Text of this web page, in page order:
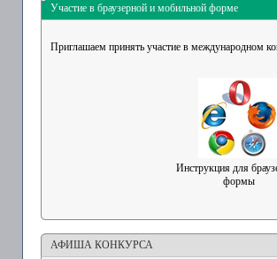
Участие в браузерной и мобильной форме
Приглашаем принять участие в международном
Инструкция для
формы
АФИША КОНКУРСА